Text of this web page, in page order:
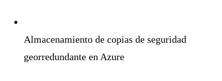
Almacenamiento de copias de seguridad
georredundante en Azure